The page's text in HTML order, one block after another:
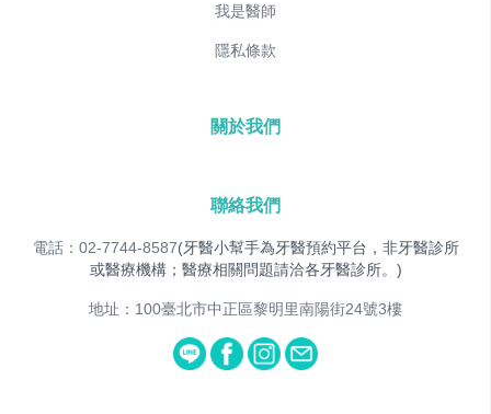
我是醫師
隱私條款
關於我們
聯絡我們
電話：02-7744-8587(牙醫小幫手為牙醫預約平台，非牙醫診所
或醫療機構；醫療相關問題請洽各牙醫診所。)
地址：100臺北市中正區黎明里南陽街24號3樓